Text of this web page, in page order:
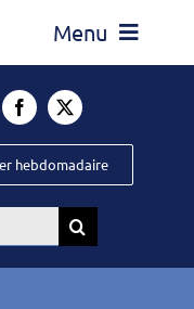
Menu
hebdomadaire